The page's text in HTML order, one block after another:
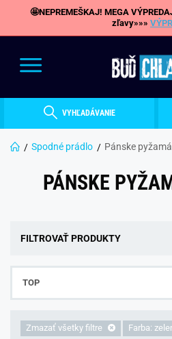
🤩NEPREMEŠKAJ! MEGA
zľavy»»»
VYHĽADÁVANIE
Spodné prádlo Pánske pyžamá
PÁNSKE
FILTROVAŤ PRODUKTY
TOP
Zmazať všetky filtre Farba: